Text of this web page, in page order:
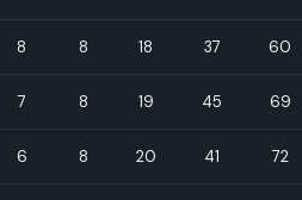
8 8 18 37 60
7 8 19 45 69
6 8 20 41 72